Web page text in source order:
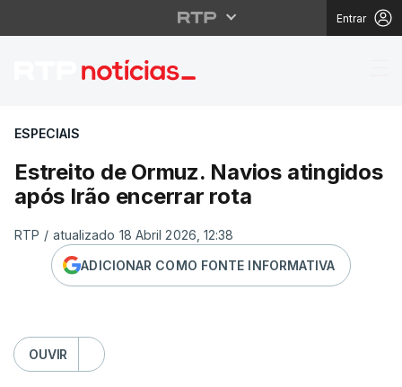
Entrar
Estreito de Ormuz.
ESPECIAIS
Estreito de Ormuz. Navios atingidos
após Irão encerrar rota
RTP / atualizado 18 Abril 2026, 12:38
ADICIONAR COMO FONTE INFORMATIVA
OUVIR